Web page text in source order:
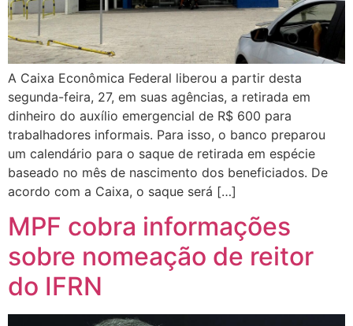
A Caixa Econômica Federal liberou a partir desta
segunda-feira, 27, em suas agências, a retirada em
dinheiro do auxílio emergencial de R$ 600 para
trabalhadores informais. Para isso, o banco preparou
um calendário para o saque de retirada em espécie
baseado no mês de nascimento dos beneficiados. De
acordo com a Caixa, o saque será […]
MPF cobra informações
sobre nomeação de reitor
do IFRN